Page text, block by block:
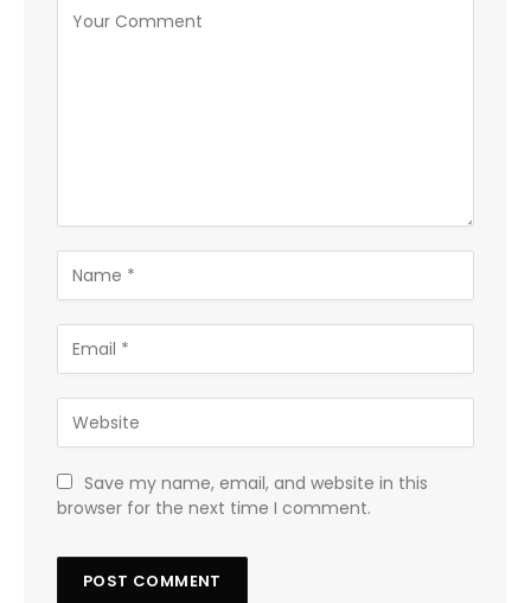
Save my name, email, and website in this
browser for the next time I comment.